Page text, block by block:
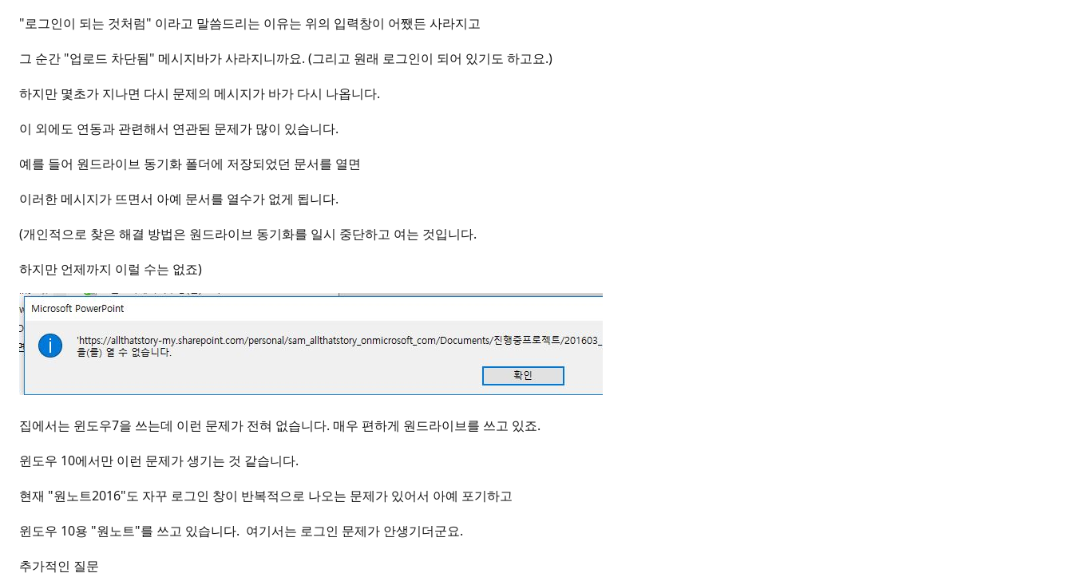
"로그인이 되는 것처럼" 이라고 말씀드리는 이유는 위의 입력창이 어쨌든 사라지고
그 순간 "업로드 차단됨" 메시지바가 사라지니까요. (그리고 원래 로그인이 되어 있기도 하고요.)
하지만 몇초가 지나면 다시 문제의 메시지가 바가 다시 나옵니다.
이 외에도 연동과 관련해서 연관된 문제가 많이 있습니다.
예를 들어 원드라이브 동기화 폴더에 저장되었던 문서를 열면
이러한 메시지가 뜨면서 아예 문서를 열수가 없게 됩니다.
(개인적으로 찾은 해결 방법은 원드라이브 동기화를 일시 중단하고 여는 것입니다.
하지만 언제까지 이럴 수는 없죠)
집에서는 윈도우7을 쓰는데 이런 문제가 전혀 없습니다. 매우 편하게 원드라이브를 쓰고 있죠.
윈도우 10에서만 이런 문제가 생기는 것 같습니다.
현재 "원노트2016"도 자꾸 로그인 창이 반복적으로 나오는 문제가 있어서 아예 포기하고
윈도우 10용 "원노트"를 쓰고 있습니다. 여기서는 로그인 문제가 안생기더군요.
추가적인 질문